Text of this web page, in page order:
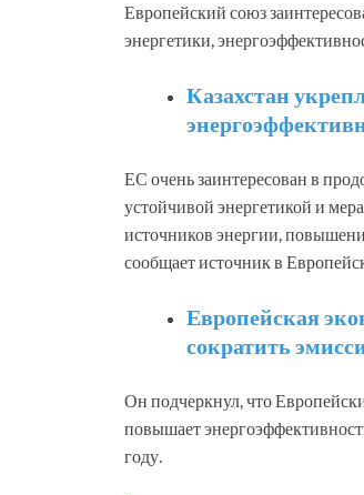
Европейский союз
энергетики,
Казахстан
ЕС очень заинтересован в
устойчивой энергетикой и
источников энергии,
сообщает источник в
Европейская
сократить
Он подчеркнул, что
повышает
году.